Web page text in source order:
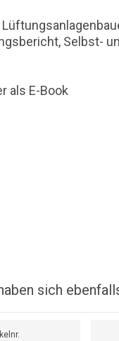
Selbst-
als E-Book
sich